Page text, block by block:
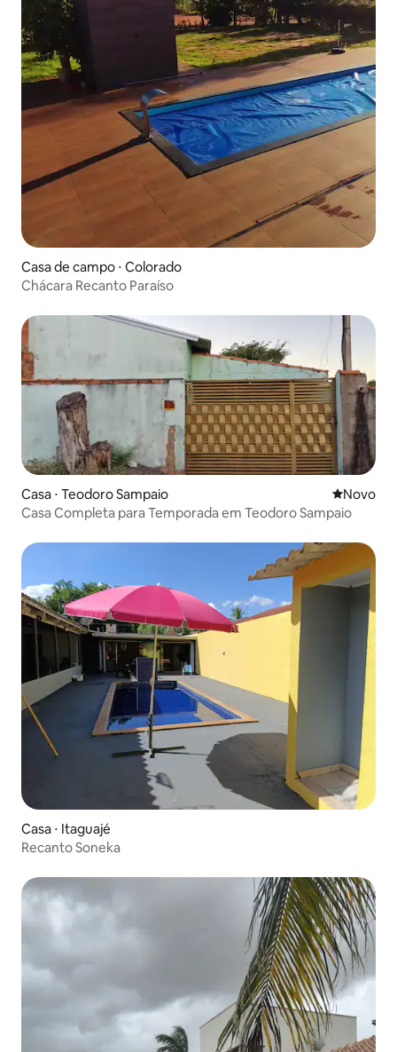
Casa de campo ⋅ Colorado
Chácara Recanto Paraíso
Casa ⋅ Teodoro Sampaio Novo
Novo
Casa Completa para Temporada em Teodoro Sampaio
Casa ⋅ Itaguajé
Recanto Soneka